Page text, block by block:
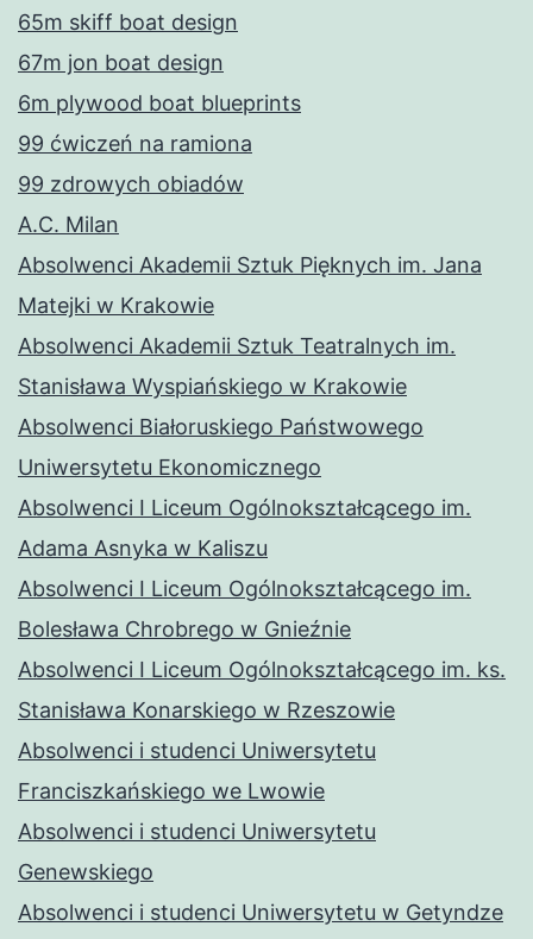
65m skiff boat design
67m jon boat design
6m plywood boat blueprints
99 ćwiczeń na ramiona
99 zdrowych obiadów
A.C. Milan
Absolwenci Akademii Sztuk Pięknych im. Jana
Matejki w Krakowie
Absolwenci Akademii Sztuk Teatralnych im.
Stanisława Wyspiańskiego w Krakowie
Absolwenci Białoruskiego Państwowego
Uniwersytetu Ekonomicznego
Absolwenci I Liceum Ogólnokształcącego im.
Adama Asnyka w Kaliszu
Absolwenci I Liceum Ogólnokształcącego im.
Bolesława Chrobrego w Gnieźnie
Absolwenci I Liceum Ogólnokształcącego im. ks.
Stanisława Konarskiego w Rzeszowie
Absolwenci i studenci Uniwersytetu
Franciszkańskiego we Lwowie
Absolwenci i studenci Uniwersytetu
Genewskiego
Absolwenci i studenci Uniwersytetu w Getyndze